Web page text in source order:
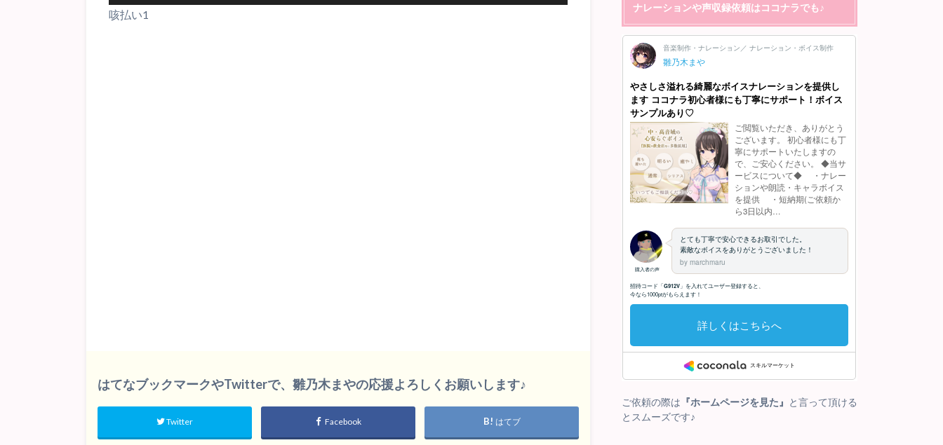
プ
咳払い1
はてなブックマークやTwitterで、雛乃木まやの応援よろしくお願いします♪
Twitter Facebook はてブ
ナレーションや声収録依頼はココナラでも♪
ご依頼の際は 『ホームページを見た』 と言って頂ける
とスムーズです♪